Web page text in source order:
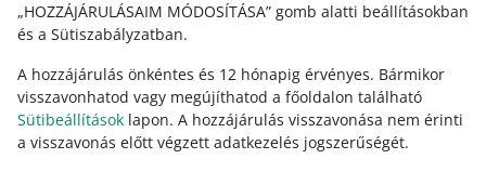
„HOZZÁJÁRULÁSAIM MÓDOSÍTÁSA” gomb alatti beállításokban
és a Sütiszabályzatban.
A hozzájárulás önkéntes és 12 hónapig érvényes. Bármikor
visszavonhatod vagy megújíthatod a főoldalon található
Sütibeállítások lapon. A hozzájárulás visszavonása nem érinti
a visszavonás előtt végzett adatkezelés jogszerűségét.
A nem EGT országbeli eladó által használható második
bankszámla
Milyen kifizetési módszereket adhat
bankszámla
Ez az oldal más nyelveken is elérhető.